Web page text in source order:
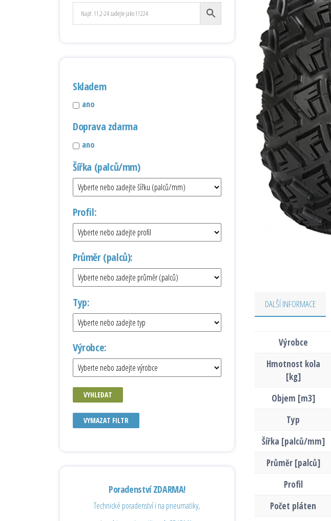
DALŠÍ INFORMACE
Výrobce
Hmotnost kola
[kg]
Objem [m3]
Typ
Šířka [palců/mm]
Průměr [palců]
Profil
Počet pláten
Skladem
ano
Doprava zdarma
ano
Šířka (palců/mm)
Profil:
Průměr (palců):
Typ:
Výrobce:
VYHLEDAT
VYMAZAT FILTR
Poradenství ZDARMA!
Technické poradenství i na pneumatiky,